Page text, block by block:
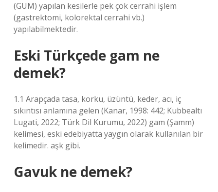
(GUM) yapılan kesilerle pek çok cerrahi işlem
(gastrektomi, kolorektal cerrahi vb.)
yapılabilmektedir.
Eski Türkçede gam ne
demek?
1.1 Arapçada tasa, korku, üzüntü, keder, acı, iç
sıkıntısı anlamına gelen (Kanar, 1998: 442; Kubbealtı
Lugati, 2022; Türk Dil Kurumu, 2022) gam (Şamm)
kelimesi, eski edebiyatta yaygın olarak kullanılan bir
kelimedir. aşk gibi.
Gavuk ne demek?